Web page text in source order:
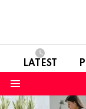
LATEST
LATEST